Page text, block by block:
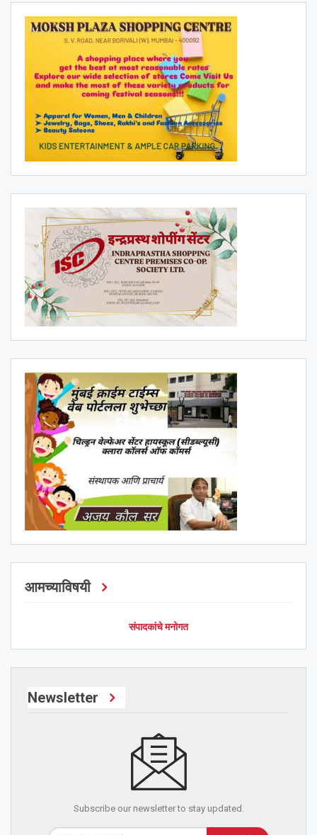
आमच्याविषयी
संपादकांचे मनोगत
Newsletter
Subscribe our newsletter to stay updated.